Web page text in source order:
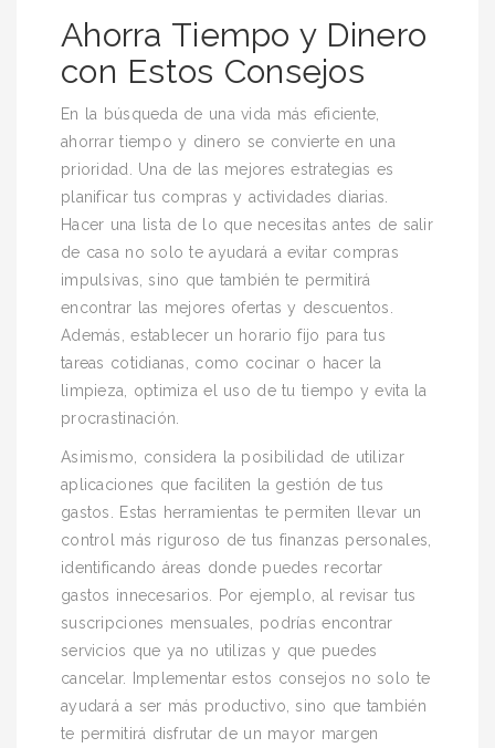
Ahorra Tiempo y Dinero
con Estos Consejos
En la búsqueda de una vida más eficiente,
ahorrar tiempo y dinero se convierte en una
prioridad. Una de las mejores estrategias es
planificar tus compras y actividades diarias.
Hacer una lista de lo que necesitas antes de salir
de casa no solo te ayudará a evitar compras
impulsivas, sino que también te permitirá
encontrar las mejores ofertas y descuentos.
Además, establecer un horario fijo para tus
tareas cotidianas, como cocinar o hacer la
limpieza, optimiza el uso de tu tiempo y evita la
procrastinación.
Asimismo, considera la posibilidad de utilizar
aplicaciones que faciliten la gestión de tus
gastos. Estas herramientas te permiten llevar un
control más riguroso de tus finanzas personales,
identificando áreas donde puedes recortar
gastos innecesarios. Por ejemplo, al revisar tus
suscripciones mensuales, podrías encontrar
servicios que ya no utilizas y que puedes
cancelar. Implementar estos consejos no solo te
ayudará a ser más productivo, sino que también
te permitirá disfrutar de un mayor margen